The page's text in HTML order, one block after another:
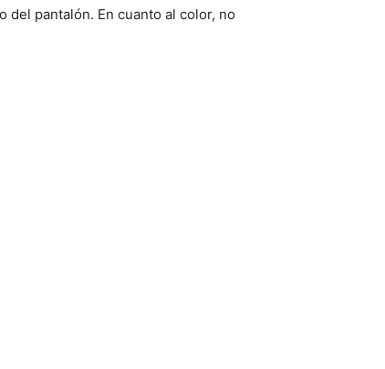
pantalón. En cuanto al color, no